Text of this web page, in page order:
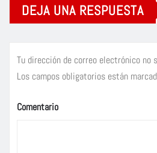
DEJA UNA RESPUESTA
Tu dirección de correo electrónico no
Los campos obligatorios están
Comentario